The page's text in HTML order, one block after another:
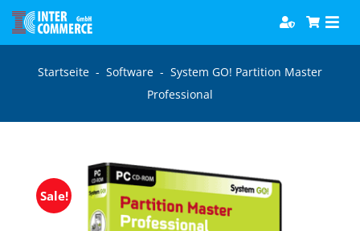
Zum
Inhalt
Software
Games
Hörbücher
Startseite - Software - System GO! Partition Master
Professional
Sale!